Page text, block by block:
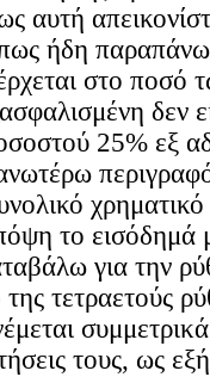
αυτή
ήδη
στο
δεν
25% εξ
το εισόδημά
για την
τετραετούς
τους, ως